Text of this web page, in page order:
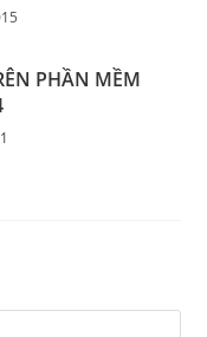
PHẦN MỀM